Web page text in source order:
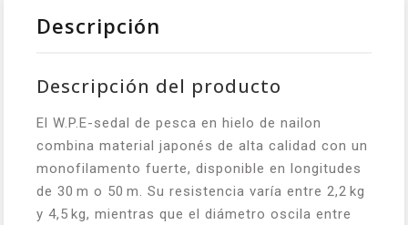
Descripción
Descripción del producto
El W.P.E-sedal de pesca en hielo de nailon
combina material japonés de alta calidad con un
monofilamento fuerte, disponible en longitudes
de 30 m o 50 m. Su resistencia varía entre 2,2 kg
y 4,5 kg, mientras que el diámetro oscila entre